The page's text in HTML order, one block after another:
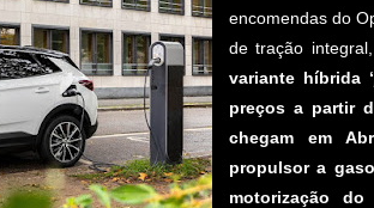
encomendas do
de tração
variante híbrida ‘
preços a partir
chegam em
propulsor a
motorização